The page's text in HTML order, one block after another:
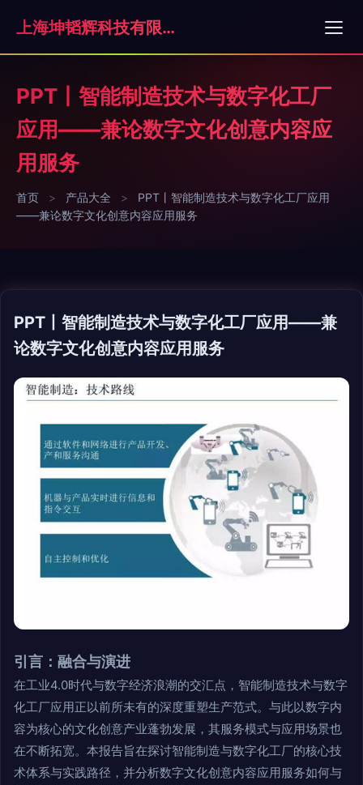
上海坤韬辉科技有限公司
PPT丨智能制造技术与数字化工厂
应用——兼论数字文化创意内容应
用服务
首页 > 产品大全 >
PPT丨智能制造技术与数字化工厂应用
——兼论数字文化创意内容应用服务
PPT丨智能制造技术与数字化工厂应用——兼
论数字文化创意内容应用服务
引言：融合与演进
在工业4.0时代与数字经济浪潮的交汇点，智能制造技术与数字
化工厂应用正以前所未有的深度重塑生产范式。与此以数字内
容为核心的文化创意产业蓬勃发展，其服务模式与应用场景也
在不断拓宽。本报告旨在探讨智能制造与数字化工厂的核心技
术体系与实践路径，并分析数字文化创意内容应用服务如何与